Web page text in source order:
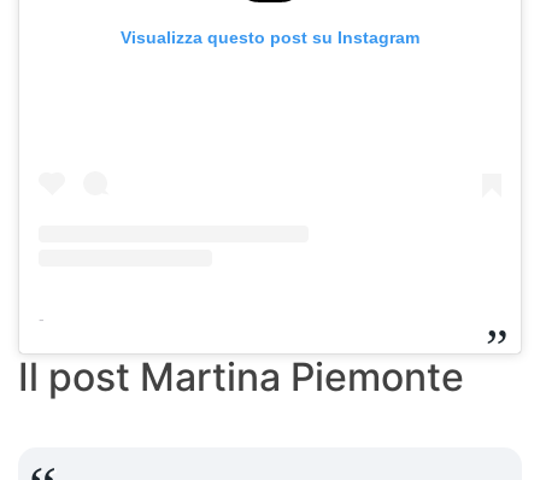
Visualizza questo post su Instagram
-
Il post Martina Piemonte